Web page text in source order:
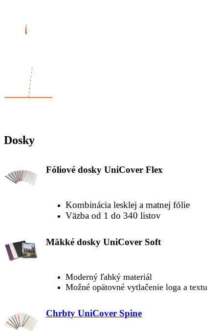
Dosky
Fóliové dosky UniCover Flex
Kombinácia lesklej a matnej fólie
Väzba od 1 do 340 listov
Mäkké dosky UniCover Soft
Moderný ľahký materiál
Možné opätovné vytlačenie loga a textu
Chrbty UniCover Spine